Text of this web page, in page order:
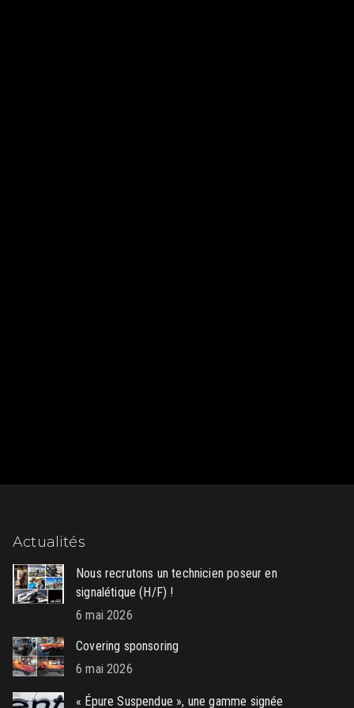
Actualités
Nous recrutons un technicien poseur en
signalétique (H/F) !
6 mai 2026
Covering sponsoring
6 mai 2026
« Épure Suspendue », une gamme signée